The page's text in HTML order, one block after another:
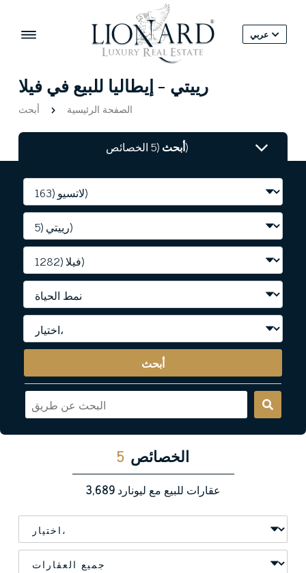
عربي
رييتي - إيطاليا للبيع في فيلا
الصفحة الرئيسية أبحث
أبحث(5 الخصائص)
أبحث
5 الخصائص
3,689عقارات للبيع مع ليونارد